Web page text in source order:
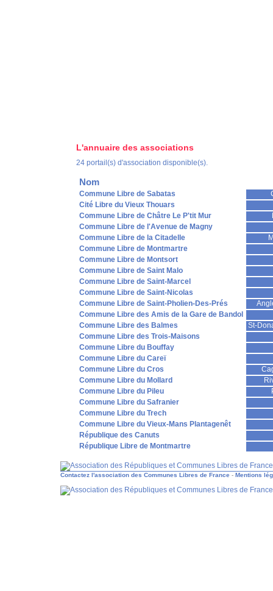
L'annuaire des associations
24 portail(s) d'association disponible(s).
Nom
Commune Libre de Sabatas
Cité Libre du Vieux Thouars
Commune Libre de Châtre Le P'tit Mur
Commune Libre de l'Avenue de Magny
Commune Libre de la Citadelle
Commune Libre de Montmartre
Commune Libre de Montsort
Commune Libre de Saint Malo
Commune Libre de Saint-Marcel
Commune Libre de Saint-Nicolas
Commune Libre de Saint-Pholien-Des-Prés
Commune Libre des Amis de la Gare de Bandol
Commune Libre des Balmes
St-
Commune Libre des Trois-Maisons
Commune Libre du Bouffay
Commune Libre du Careï
Commune Libre du Cros
Commune Libre du Mollard
Commune Libre du Pileu
Commune Libre du Safranier
Commune Libre du Trech
Commune Libre du Vieux-Mans Plantagenêt
République des Canuts
République Libre de Montmartre
Contactez l'association des Communes Libres de France - Mentions